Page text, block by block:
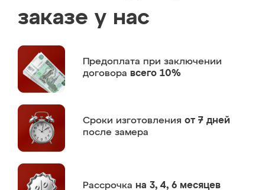
заказе у нас
Предоплата при заключении
договора всего 10%
Сроки изготовления от 7 дней
после замера
Рассрочка на 3, 4, 6 месяцев